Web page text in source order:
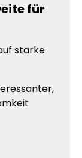
für
starke